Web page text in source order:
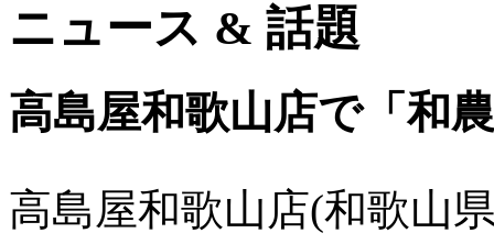
ニュース & 話題
高島屋和歌山店で「和
高島屋和歌山店(和歌山